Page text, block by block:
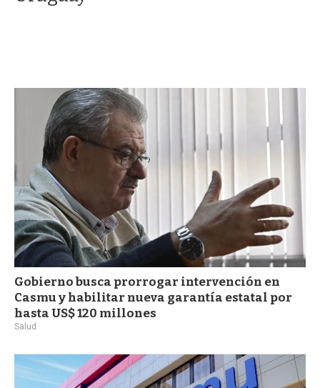
d
Gobierno busca prorrogar intervención en
Casmu y habilitar nueva garantía estatal por
hasta US$ 120 millones
Salud